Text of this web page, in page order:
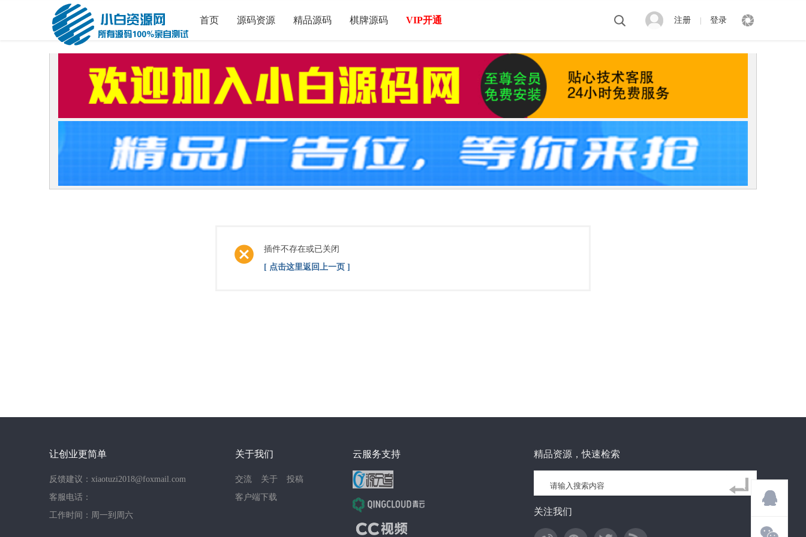
首页 源码资源 精品源码 棋牌源码 VIP开通 注册 登录
插件不存在或已关闭
[ 点击这里返回上一页 ]
让创业更简单
反馈建议：xiaotuzi2018@foxmail.com
客服电话：
工作时间：周一到周六
关于我们
交流 关于
投稿
客户端下载
云服务支持 精品资源，快速检索
关注我们